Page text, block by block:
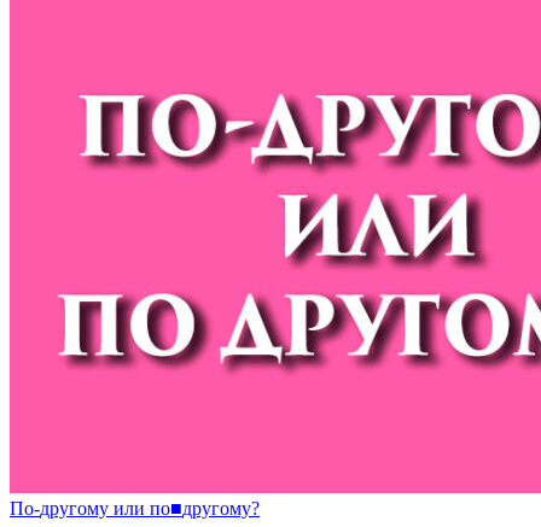
По-другому или по■другому?